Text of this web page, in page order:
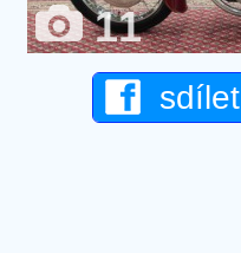
11
sdílet